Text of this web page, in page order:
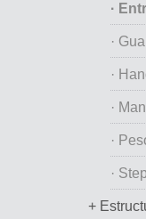
·
·
·
·
·
· Step
+